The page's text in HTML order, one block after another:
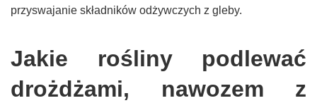
przyswajanie składników odżywczych z gleby.
Jakie rośliny podlewać
drożdżami, nawozem z